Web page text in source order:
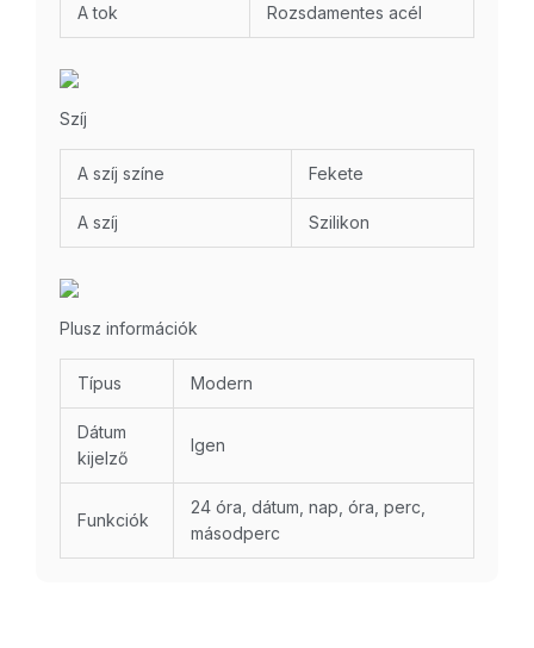
A tok Rozsdamentes acél
Szíj
A szíj színe Fekete
A szíj Szilikon
Plusz információk
Típus Modern
Dátum
kijelző
Igen
Funkciók
24 óra, dátum, nap, óra, perc,
másodperc